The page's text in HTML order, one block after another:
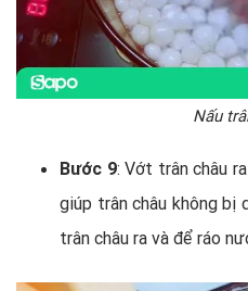
Nấu
Bước 9: Vớt trân châu
giúp trân châu không bị
trân châu ra và để ráo